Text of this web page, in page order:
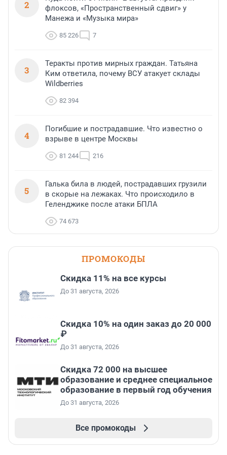
2
флоксов, «Пространственный сдвиг» у
Манежа и «Музыка мира»
85 226 7
3
Теракты против мирных граждан. Татьяна
Ким ответила, почему ВСУ атакует склады
Wildberries
82 394
4
Погибшие и пострадавшие. Что известно о
взрыве в центре Москвы
81 244 216
5
Галька била в людей, пострадавших грузили
в скорые на лежаках. Что происходило в
Геленджике после атаки БПЛА
74 673
ПРОМОКОДЫ
Скидка 11% на все курсы
До 31 августа, 2026
Скидка 10% на один заказ до 20 000
₽
До 31 августа, 2026
Скидка 72 000 на высшее
образование и среднее специальное
образование в первый год обучения
До 31 августа, 2026
Все промокоды